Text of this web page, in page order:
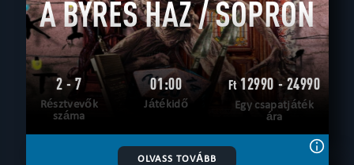
A BYRES HÁZ / SOPRON
2 - 7
Résztvevők
száma
01:00
Játékidő
Ft12990 - 24990
Egy csapatjáték
ára
OLVASS TOVÁBB